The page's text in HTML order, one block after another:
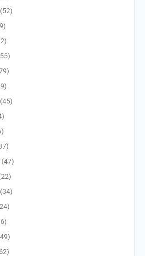
(52)
(45)
(47)
(34)